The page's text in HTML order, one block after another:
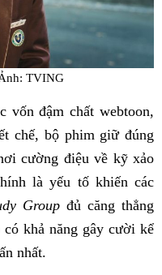
TVING
vốn đậm chất webtoon,
chế, bộ phim giữ đúng
cường điệu về kỹ xảo
là yếu tố khiến các
Groupđủ căng thẳng
khả năng gây cười kể
nhất.